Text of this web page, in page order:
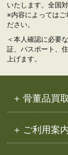
いたします。全国
※内容によってはご
ださい。
＜本人確認に必要
証、パスポート、
上げます。
骨董品買
ご利用案内